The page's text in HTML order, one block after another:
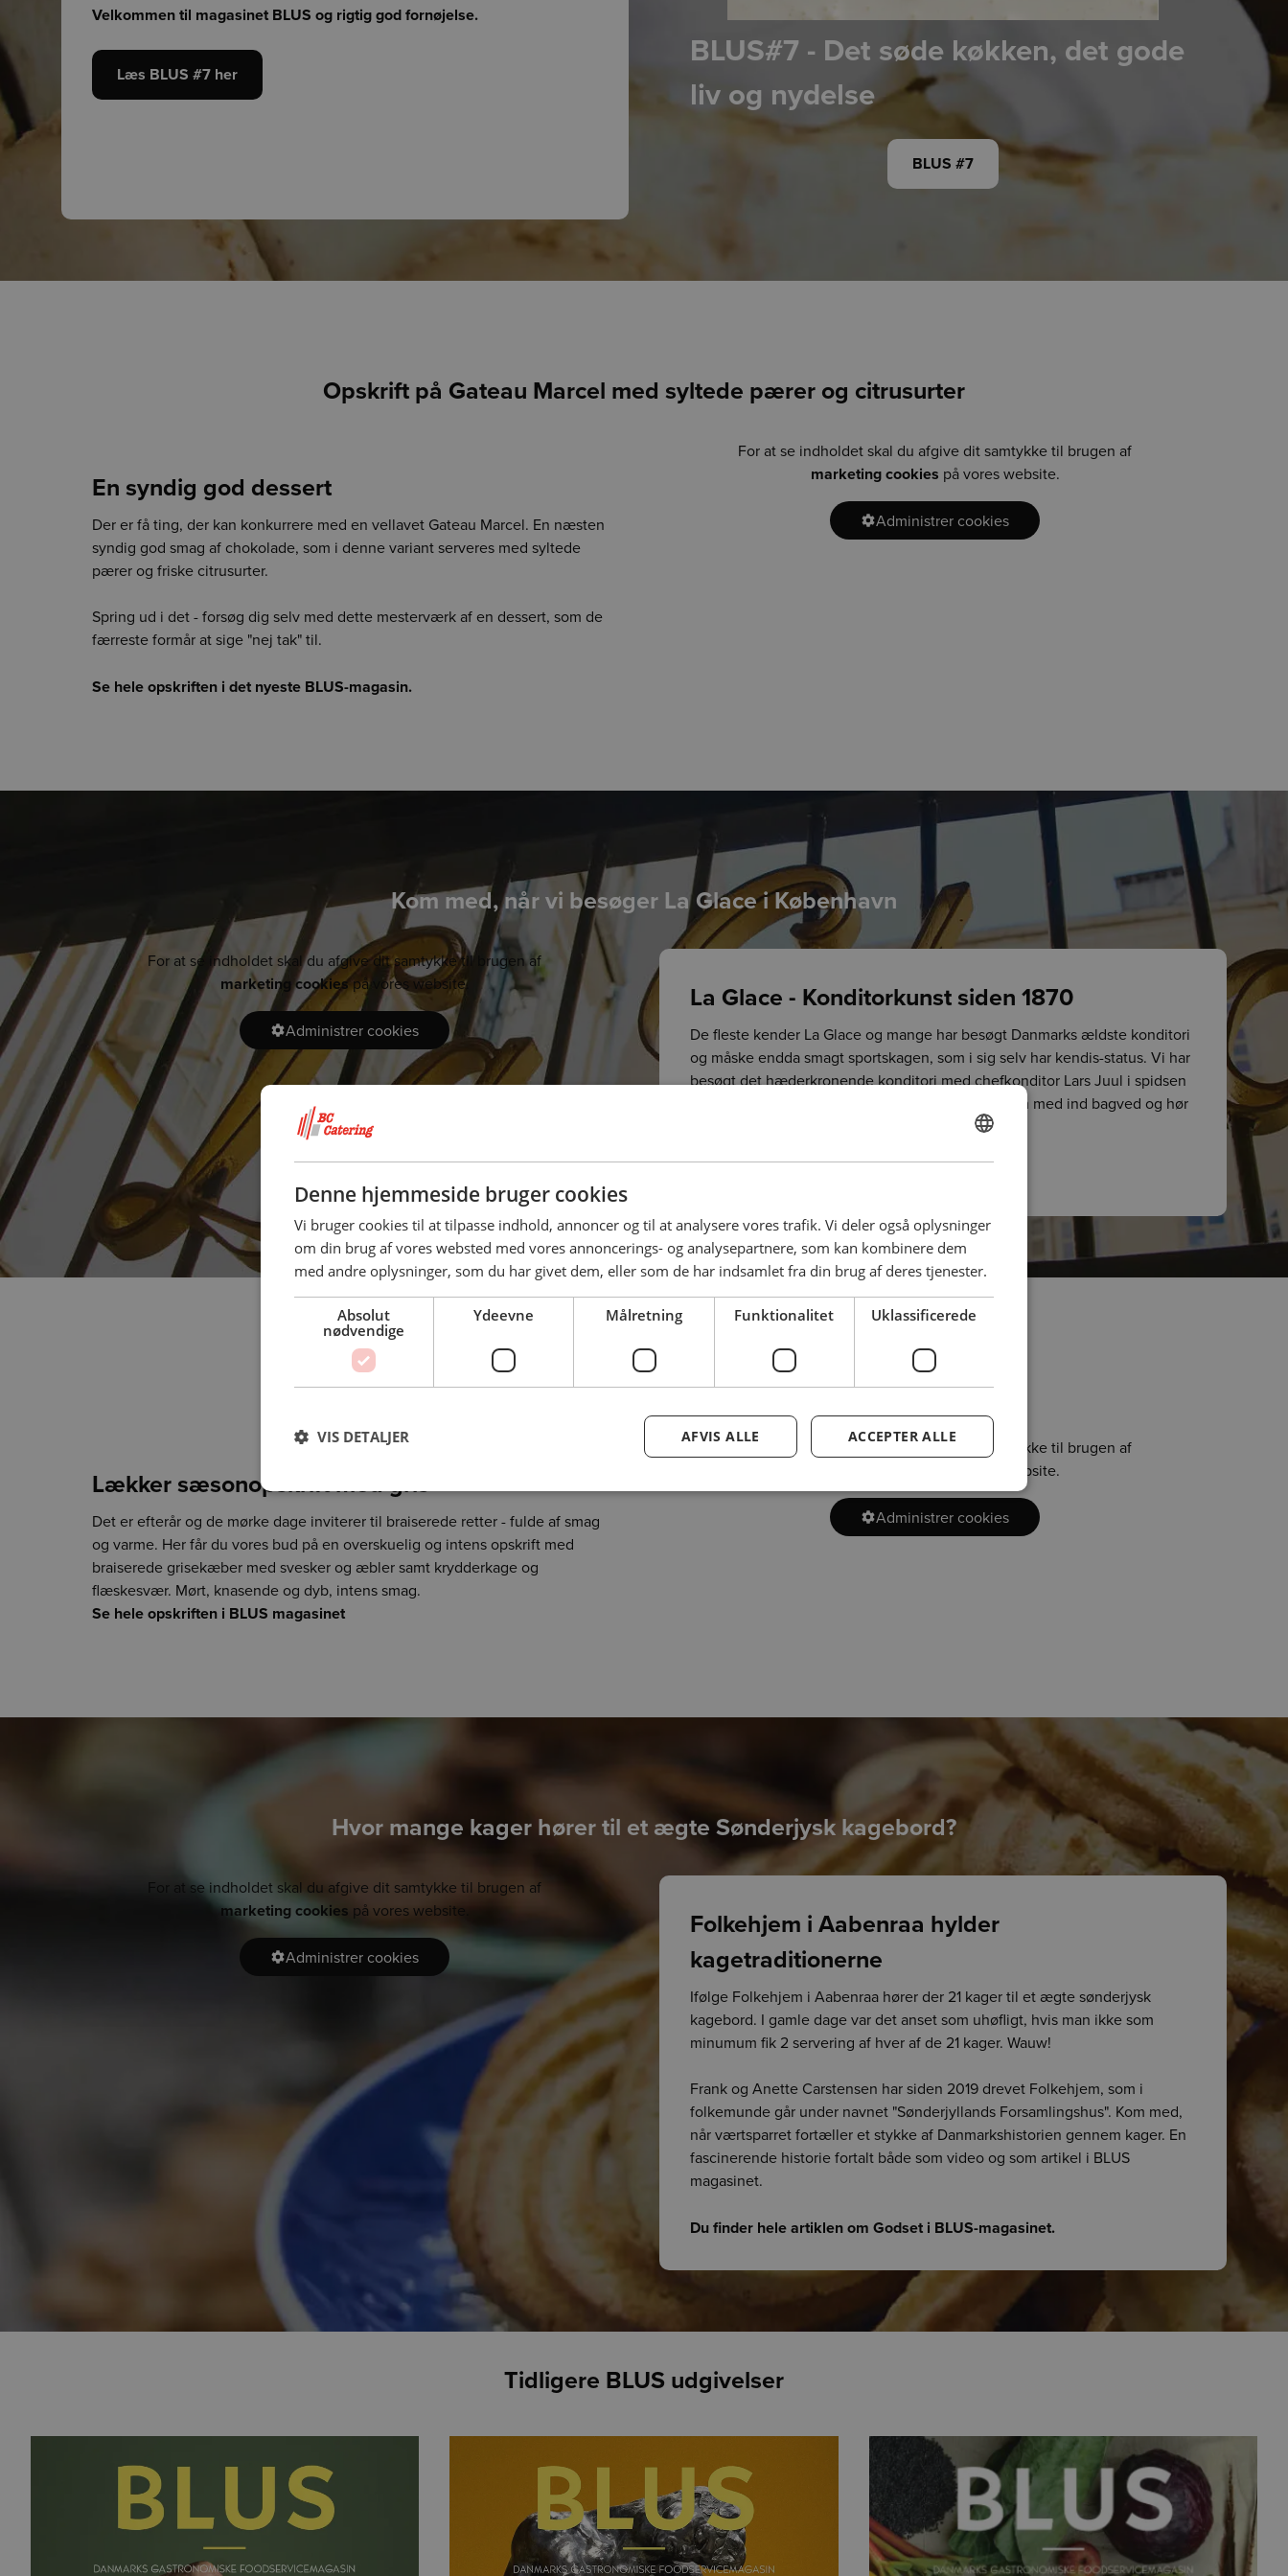
Velkommen til magasinet BLUS og rigtig god fornøjelse.
Læs BLUS #7 her
BLUS#7 - Det søde køkken, det gode
liv og nydelse
BLUS #7
Opskrift på Gateau Marcel med syltede pærer og citrusurter
En syndig god dessert
Der er få ting, der kan konkurrere med en vellavet Gateau Marcel. En næsten
syndig god smag af chokolade, som i denne variant serveres med syltede
pærer og friske citrusurter.
Spring ud i det - forsøg dig selv med dette mesterværk af en dessert, som de
færreste formår at sige "nej tak" til.
Se hele opskriften i det nyeste BLUS-magasin.
For at se indholdet skal du afgive dit samtykke til brugen af
marketing cookies på vores website.
Administrer cookies
Kom med, når vi besøger La Glace i København
For at se indholdet skal du afgive dit samtykke til brugen af
marketing cookiespå vores website.
Administrer cookies
La Glace - Konditorkunst siden 1870
De fleste kender La Glace og mange har besøgt Danmarks ældste konditori
og måske endda smagt sportskagen, som i sig selv har kendis-status. Vi har
besøgt det hæderkronende konditori med chefkonditor Lars Juul i spidsen
(tillykke med de 25 år som chefkonditor, Lars). Kom med ind bagved og hør
og se, hvilke tanker, der ligger bag successen.
Opskrift på Grisekæber fra Bertel Grisen
Lækker sæsonopskrift med gris
Det er efterår og de mørke dage inviterer til braiserede retter - fulde af smag
og varme. Her får du vores bud på en overskuelig og intens opskrift med
braiserede grisekæber med svesker og æbler samt krydderkage og
flæskesvær. Mørt, knasende og dyb, intens smag.
Se hele opskriften i BLUS magasinet
For at se indholdet skal du afgive dit samtykke til brugen af
på vores website.
Administrer cookies
Hvor mange kager hører til et ægte Sønderjysk kagebord?
For at se indholdet skal du afgive dit samtykke til brugen af
marketing cookies på vores website.
Administrer cookies
Folkehjem i Aabenraa hylder
kagetraditionerne
Ifølge Folkehjem i Aabenraa hører der 21 kager til et ægte sønderjysk
kagebord. I gamle dage var det anset som uhøfligt, hvis man ikke som
minumum fik 2 servering af hver af de 21 kager. Wauw!
Frank og Anette Carstensen har siden 2019 drevet Folkehjem, som i
folkemunde går under navnet "Sønderjyllands Forsamlingshus". Kom med,
når værtsparret fortæller et stykke af Danmarkshistorien gennem kager. En
fascinerende historie fortalt både som video og som artikel i BLUS
magasinet.
Du finder hele artiklen om Godset i BLUS-magasinet.
Tidligere BLUS udgivelser
Denne hjemmeside bruger cookies
Vi bruger cookies til at tilpasse indhold, annoncer og til at analysere vores trafik. Vi deler også oplysninger
om din brug af vores websted med vores annoncerings- og analysepartnere, som kan kombinere dem
med andre oplysninger, som du har givet dem, eller som de har indsamlet fra din brug af deres tjenester.
Absolut
nødvendige
Ydeevne Målretning Funktionalitet Uklassificerede
ACCEPTER ALLE
AFVIS ALLE
VIS DETALJER